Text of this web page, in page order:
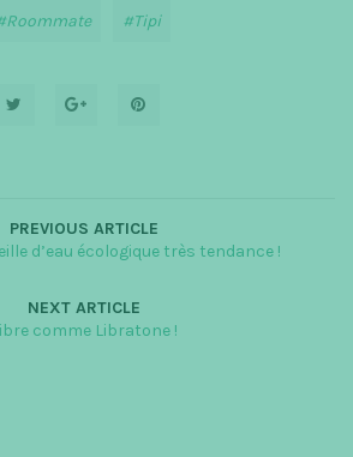
Roommate Tipi
PREVIOUS ARTICLE
d’eau écologique très tendance !
NEXT ARTICLE
comme Libratone !